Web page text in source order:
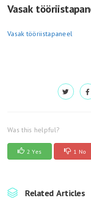
Vasak
Vasak tööriistapaneel
Was this helpful?
2 Yes 1 No
Related Articles